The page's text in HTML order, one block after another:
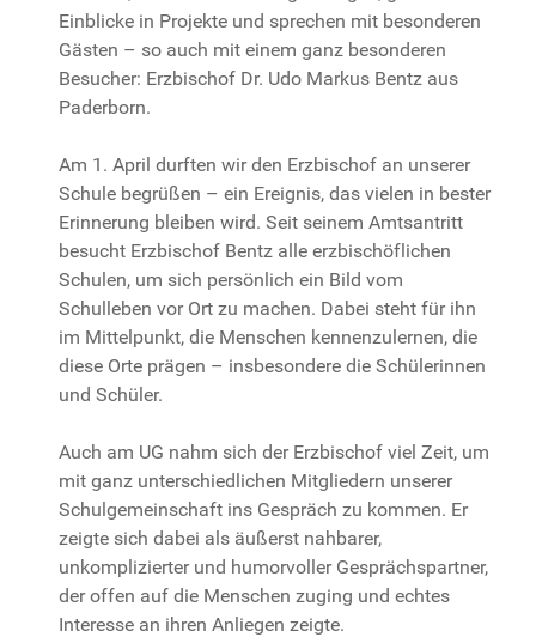
Einblicke in Projekte und sprechen mit besonderen
Gästen – so auch mit einem ganz besonderen
Besucher: Erzbischof Dr. Udo Markus Bentz aus
Paderborn.
Am 1. April durften wir den Erzbischof an unserer
Schule begrüßen – ein Ereignis, das vielen in bester
Erinnerung bleiben wird. Seit seinem Amtsantritt
besucht Erzbischof Bentz alle erzbischöflichen
Schulen, um sich persönlich ein Bild vom
Schulleben vor Ort zu machen. Dabei steht für ihn
im Mittelpunkt, die Menschen kennenzulernen, die
diese Orte prägen – insbesondere die Schülerinnen
und Schüler.
Auch am UG nahm sich der Erzbischof viel Zeit, um
mit ganz unterschiedlichen Mitgliedern unserer
Schulgemeinschaft ins Gespräch zu kommen. Er
zeigte sich dabei als äußerst nahbarer,
unkomplizierter und humorvoller Gesprächspartner,
der offen auf die Menschen zuging und echtes
Interesse an ihren Anliegen zeigte.